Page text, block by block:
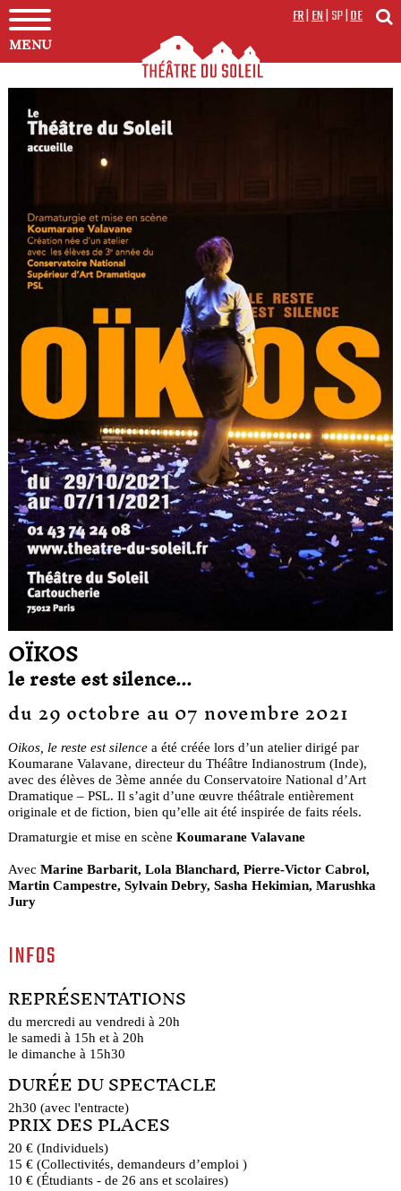
MENU
FR|EN|SP|DE
OÏKOS
le reste est silence...
du 29 octobre au 07 novembre 2021
Oikos, le reste est silencea été créée lors d’un atelier dirigé par
Koumarane Valavane, directeur du Théâtre Indianostrum (Inde),
avec des élèves de 3ème année du Conservatoire National d’Art
Dramatique – PSL. Il s’agit d’une œuvre théâtrale entièrement
originale et de fiction, bien qu’elle ait été inspirée de faits réels.
Dramaturgie et mise en scène Koumarane Valavane
Avec Marine Barbarit, Lola Blanchard, Pierre-Victor Cabrol,
Martin Campestre, Sylvain Debry, Sasha Hekimian, Marushka
Jury
INFOS
REPRÉSENTATIONS
du mercredi au vendredi à 20h
le samedi à 15h et à 20h
le dimanche à 15h30
DURÉE DU SPECTACLE
2h30 (avec l'entracte)
PRIX DES PLACES
20 € (Individuels)
15 € (Collectivités, demandeurs d’emploi )
10 € (Étudiants - de 26 ans et scolaires)